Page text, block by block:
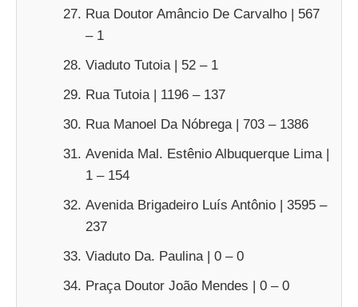
Rua Doutor Amâncio De Carvalho | 567
– 1
Viaduto Tutoia | 52 – 1
Rua Tutoia | 1196 – 137
Rua Manoel Da Nóbrega | 703 – 1386
Avenida Mal. Estênio Albuquerque Lima |
1 – 154
Avenida Brigadeiro Luís Antônio | 3595 –
237
Viaduto Da. Paulina | 0 – 0
Praça Doutor João Mendes | 0 – 0